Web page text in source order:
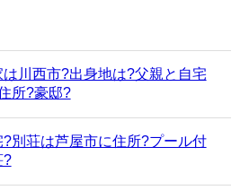
川西市?出身地は?父親と自宅
所?豪邸?
別荘は芦屋市に住所?プール付
?